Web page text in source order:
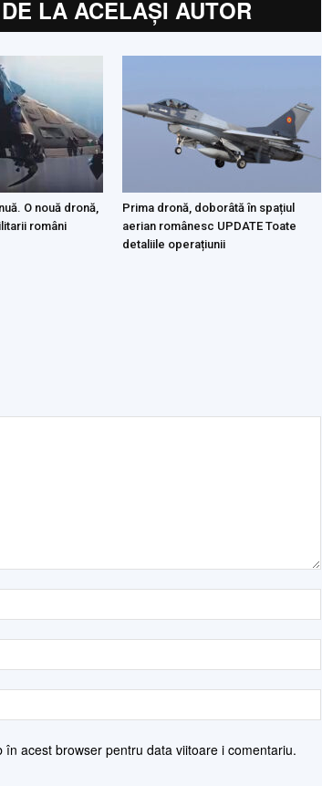
DE LA ACELAȘI AUTOR
O nouă dronă,
români
Prima dronă, doborâtă în spațiul
aerian românesc UPDATE Toate
detaliile operațiunii
acest browser pentru data viitoare i comentariu.